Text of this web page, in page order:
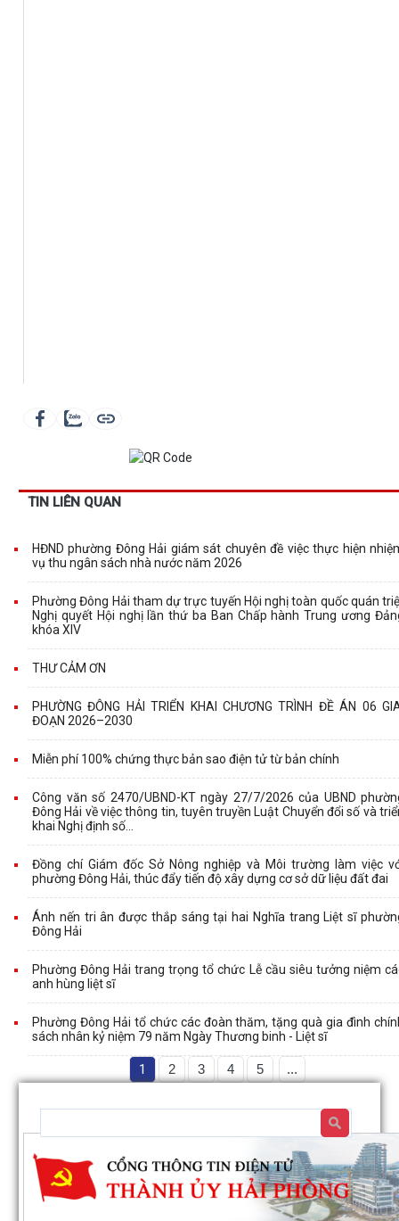
TIN LIÊN QUAN
HĐND phường Đông Hải giám sát chuyên đề việc thực hiện
vụ thu ngân sách nhà nước năm 2026
Phường Đông Hải tham dự trực tuyến Hội nghị toàn quốc quán
Nghị quyết Hội nghị lần thứ ba Ban Chấp hành Trung ương
khóa XIV
THƯ CẢM ƠN
PHƯỜNG ĐÔNG HẢI TRIỂN KHAI CHƯƠNG TRÌNH ĐỀ ÁN 06
ĐOẠN 2026–2030
Miễn phí 100% chứng thực bản sao điện tử từ bản chính
Công văn số 2470/UBND-KT ngày 27/7/2026 của UBND
Đông Hải về việc thông tin, tuyên truyền Luật Chuyển đổi số và
khai Nghị định số...
Đồng chí Giám đốc Sở Nông nghiệp và Môi trường làm việc
phường Đông Hải, thúc đẩy tiến độ xây dựng cơ sở dữ liệu đất đai
Ánh nến tri ân được thắp sáng tại hai Nghĩa trang Liệt sĩ
Đông Hải
Phường Đông Hải trang trọng tổ chức Lễ cầu siêu tưởng niệm
anh hùng liệt sĩ
Phường Đông Hải tổ chức các đoàn thăm, tặng quà gia đình
sách nhân kỷ niệm 79 năm Ngày Thương binh - Liệt sĩ
1 2 3 4 5 ...